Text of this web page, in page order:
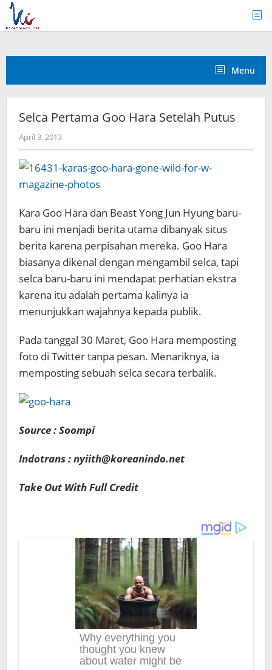
Skip
content
Menu
Selca Pertama Goo Hara Setelah Putus
April 3, 2013by
Koreanindo
Kara Goo Hara dan BeastYong Jun Hyung baru-
baru ini menjadi berita utama dibanyak situs
berita karena perpisahan mereka. Goo Hara
biasanya dikenal dengan mengambil selca, tapi
selca baru-baru ini mendapat perhatian ekstra
karena itu adalah pertama kalinya ia
menunjukkan wajahnya kepada publik.
Pada tanggal 30 Maret, Goo Hara memposting
foto di Twittertanpa pesan. Menariknya, ia
memposting sebuah selca secara terbalik.
Source : Soompi
Indotrans : nyiith@koreanindo.net
Take Out With Full Credit